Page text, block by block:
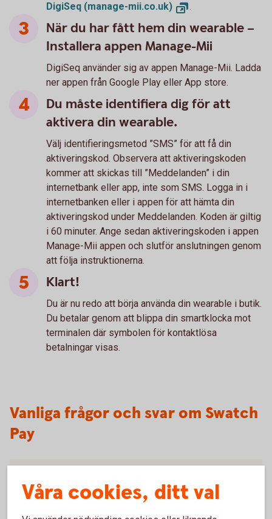
DigiSeq (manage-mii.co.uk)
.
När du har fått hem din wearable –
Installera appen Manage-Mii
DigiSeq använder sig av appen Manage-Mii. Ladda
ner appen från Google Play eller App store.
Du måste identifiera dig för att
aktivera din wearable.
Välj identifieringsmetod ”SMS” för att få din
aktiveringskod. Observera att aktiveringskoden
kommer att skickas till ”Meddelanden” i din
internetbank eller app, inte som SMS. Logga in i
internetbanken eller i appen för att hämta din
aktiveringskod under Meddelanden. Koden är giltig
i 60 minuter. Ange sedan aktiveringskoden i appen
Manage-Mii appen och slutför anslutningen genom
att följa instruktionerna.
Klart!
Du är nu redo att börja använda din wearable i butik.
Du betalar genom att blippa din smartklocka mot
terminalen där symbolen för kontaktlösa
betalningar visas.
Vanliga frågor och svar om Swatch
Pay
Kan jag ta del av en butiks medlemsprogram när
Våra cookies, ditt val